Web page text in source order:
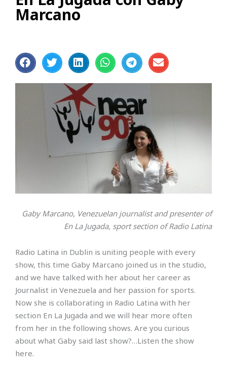
Marcano
Gaby Marcano, Venezuelan journalist and presenter of
En La Jugada, sport section of Radio Latina
Radio Latina in Dublin is uniting people with every
show, this time Gaby Marcano joined us in the studio,
and we have talked with her about her career as
Journalist in Venezuela and her passion for sports.
Now she is collaborating in Radio Latina with her
section En La Jugada and we will hear more often
from her in the following shows. Are you curious
about what Gaby said last show?…Listen the show
here.